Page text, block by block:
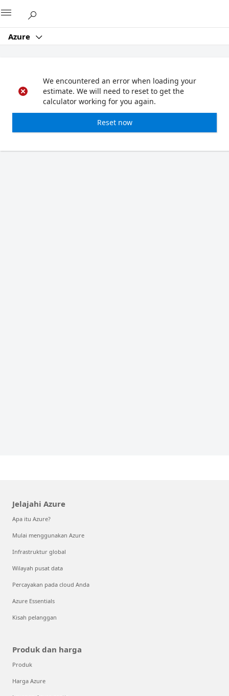
Azure
We encountered an error when loading your
estimate. We will need to reset to get the
calculator working for you again.
Reset now
Jelajahi Azure
Apa itu Azure?
Mulai menggunakan Azure
Infrastruktur global
Wilayah pusat data
Percayakan pada cloud Anda
Azure Essentials
Kisah pelanggan
Produk dan harga
Produk
Harga Azure